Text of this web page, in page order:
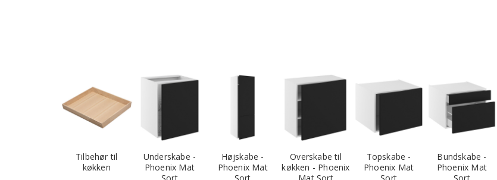
Tilbehør til
køkken
Underskabe -
Phoenix Mat
Højskabe -
Phoenix Mat
Overskabe til
køkken - Phoenix
Topskabe -
Phoenix Mat
Bundskabe -
Phoenix Mat